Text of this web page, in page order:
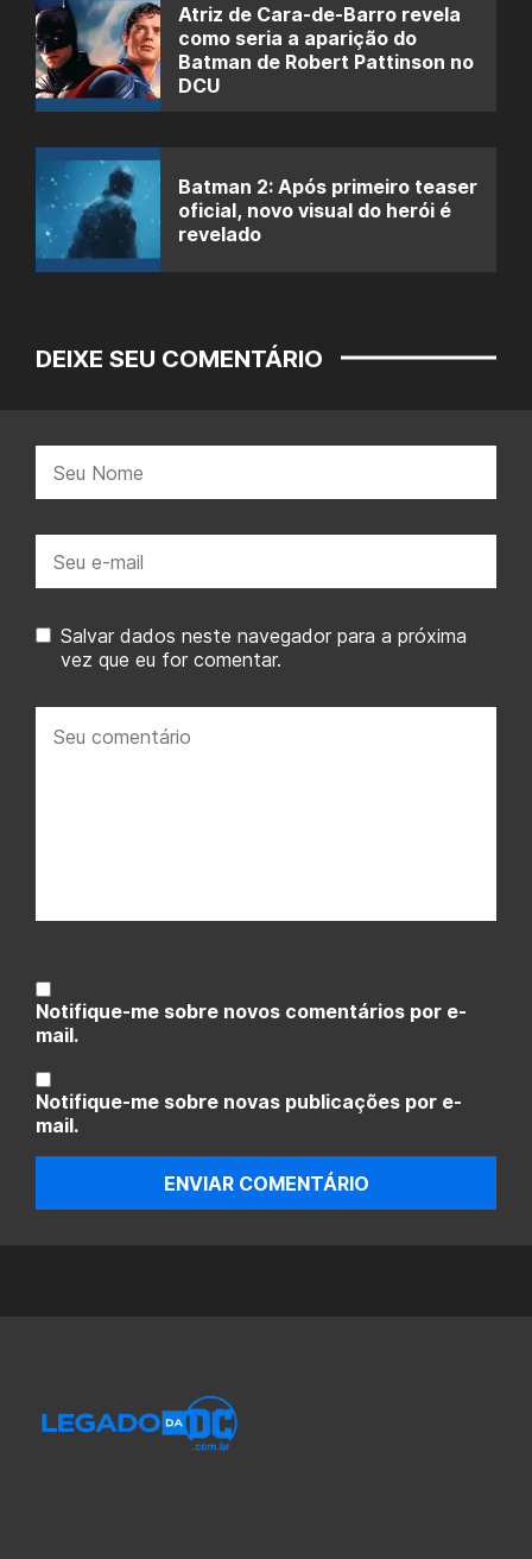
Atriz de Cara-de-Barro revela
como seria a aparição do
Batman de Robert Pattinson no
DCU
Batman 2: Após primeiro teaser
oficial, novo visual do herói é
revelado
DEIXE SEU COMENTÁRIO
mail:
Salvar dados neste navegador para a próxima
vez que eu for comentar.
comentário:
Notifique-me sobre novos comentários por e-
mail.
Notifique-me sobre novas publicações por e-
mail.
ENVIAR COMENTÁRIO